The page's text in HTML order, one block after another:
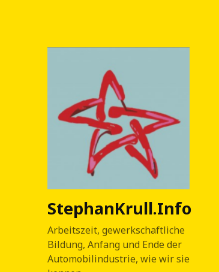
StephanKrull.Info
Arbeitszeit, gewerkschaftliche
Bildung, Anfang und Ende der
Automobilindustrie, wie wir sie